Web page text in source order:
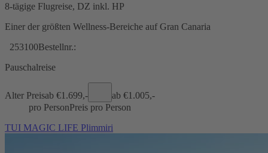
8-tägige Flugreise, DZ inkl. HP
Einer der größten Wellness-Bereiche auf Gran Canaria
253100Bestellnr.:
Pauschalreise
Alter Preisab €1.699,- ab €1.005,-
pro PersonPreis pro Person
TUI MAGIC LIFE Plimmiri